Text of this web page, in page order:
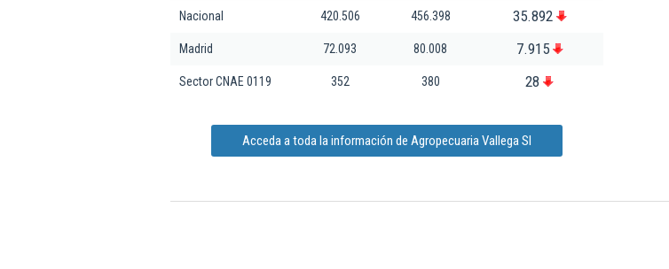
Nacional
420.506 456.398 35.892
Madrid 72.093 80.008 7.915
Sector CNAE 0119 352 380 28
Acceda a toda la información de Agropecuaria Vallega Sl